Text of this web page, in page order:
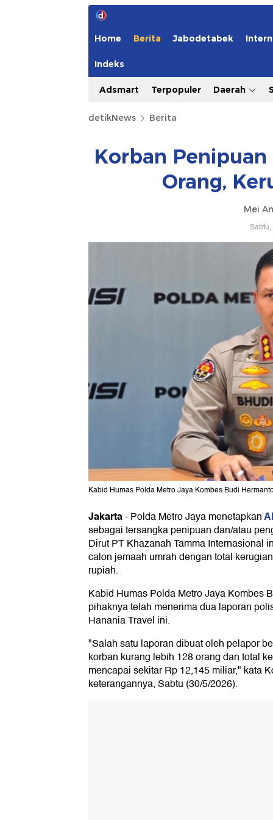
Home Berita Jabodetabek
Indeks
Adsmart Terpopuler Daerah
detikNews Berita
Korban Penipuan
Orang,
Mei
Kabid Humas Polda Metro Jaya Kombes Budi
Jakarta-Polda Metro Jaya menetapkan
sebagai tersangka penipuan dan/atau
Dirut PT Khazanah Tamma Internasional
calon jemaah umrah dengan total
rupiah.
Kabid Humas Polda Metro Jaya Kombes
pihaknya telah menerima dua laporan
Hanania Travel ini.
"Salah satu laporan dibuat oleh pelapor
korban kurang lebih 128 orang dan total
mencapai sekitar Rp 12,145 miliar," kata
keterangannya, Sabtu (30/5/2026).